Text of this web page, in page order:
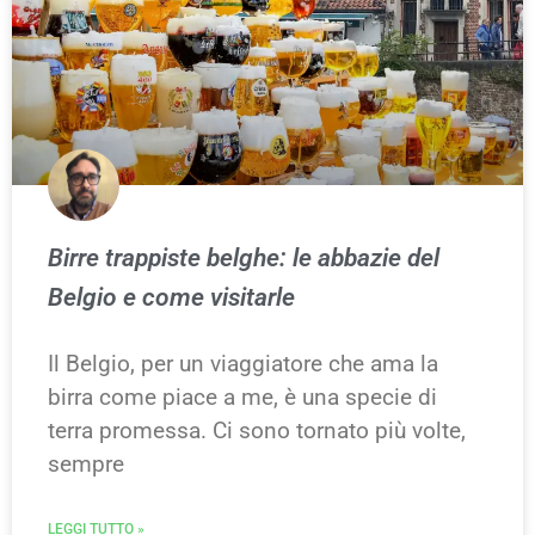
Birre trappiste belghe: le abbazie del
Belgio e come visitarle
Il Belgio, per un viaggiatore che ama la
birra come piace a me, è una specie di
terra promessa. Ci sono tornato più volte,
sempre
LEGGI TUTTO »